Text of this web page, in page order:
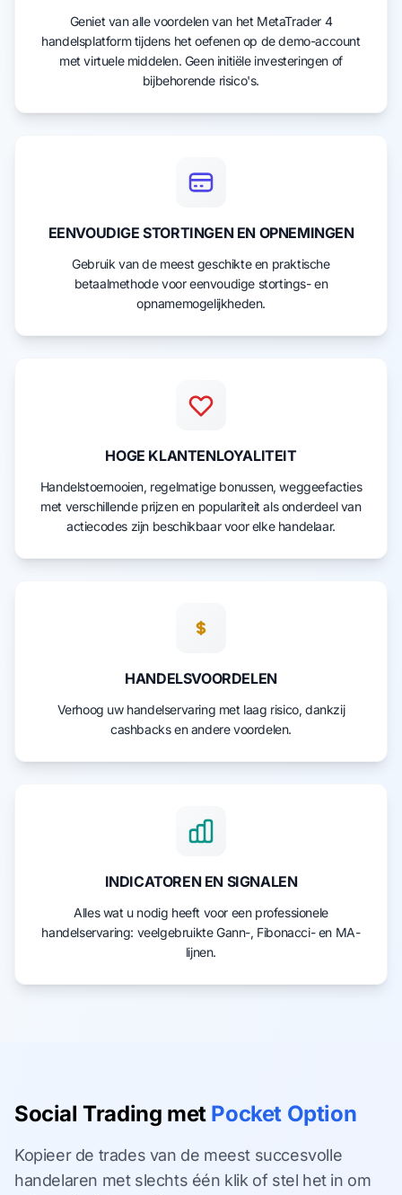
Geniet van alle voordelen van het MetaTrader 4
handelsplatform tijdens het oefenen op de demo-account
met virtuele middelen. Geen initiële investeringen of
bijbehorende risico's.
EENVOUDIGE STORTINGEN EN OPNEMINGEN
Gebruik van de meest geschikte en praktische
betaalmethode voor eenvoudige stortings- en
opnamemogelijkheden.
HOGE KLANTENLOYALITEIT
Handelstoernooien, regelmatige bonussen, weggeefacties
met verschillende prijzen en populariteit als onderdeel van
actiecodes zijn beschikbaar voor elke handelaar.
HANDELSVOORDELEN
Verhoog uw handelservaring met laag risico, dankzij
cashbacks en andere voordelen.
INDICATOREN EN SIGNALEN
Alles wat u nodig heeft voor een professionele
handelservaring: veelgebruikte Gann-, Fibonacci- en MA-
lijnen.
Social Trading met Pocket Option
Kopieer de trades van de meest succesvolle
handelaren met slechts één klik of stel het in om